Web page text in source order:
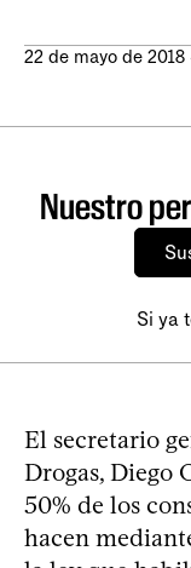
22 de mayo de 2018
Nuestro
Si ya
El secretario
Drogas, Diego
50% de los
hacen